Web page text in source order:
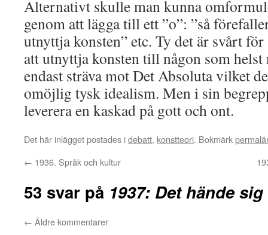
Alternativt skulle man kunna
genom att lägga till ett ”o”: ”så
utnyttja konsten” etc. Ty det är svårt
att utnyttja konsten till någon som
endast sträva mot Det Absoluta vilket
omöjlig tysk idealism. Men i sin
leverera en kaskad på gott och ont.
Det här inlägget postades idebatt, konstteori. Bokmärk
← 1936. Språk och kultur
53 svar på 1937: Det hände sig
← Äldre kommentarer